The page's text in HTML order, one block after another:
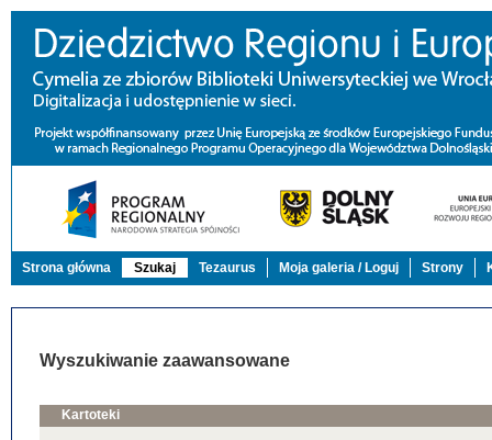
Strona główna Szukaj Tezaurus Moja galeria / Loguj Strony
Wyszukiwanie zaawansowane
Kartoteki